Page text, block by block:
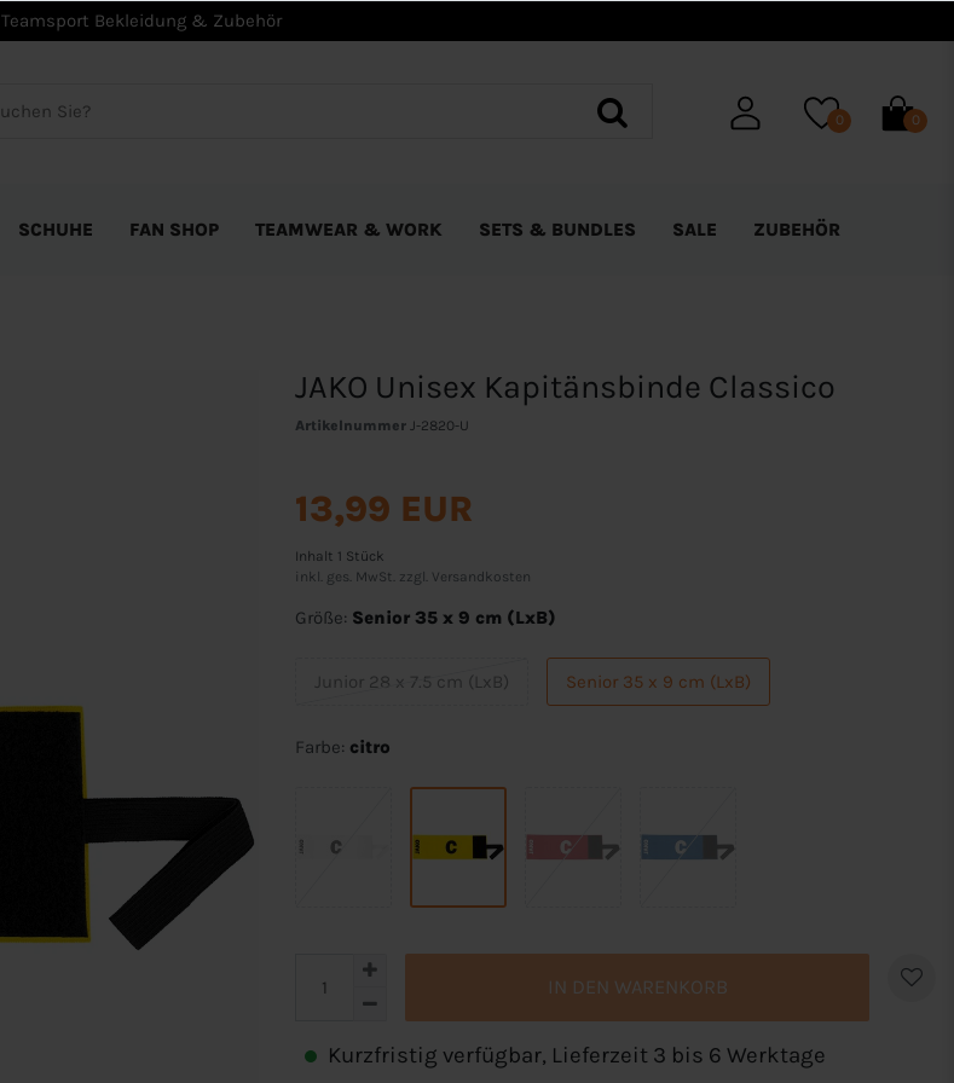
Teamsport Bekleidung & Zubehör
0 0
SCHUHE FAN SHOP TEAMWEAR & WORK SETS & BUNDLES SALE ZUBEHÖR
JAKO Unisex Kapitänsbinde Classico
Artikelnummer J-2820-U
13,99 EUR
Inhalt 1 Stück
inkl. ges. MwSt. zzgl. Versandkosten
Größe: Senior 35 x 9 cm (LxB)
Junior 28 x 7.5 cm (LxB) Senior 35 x 9 cm (LxB)
Farbe: citro
IN DEN WARENKORB
Kurzfristig verfügbar, Lieferzeit 3 bis 6 Werktage